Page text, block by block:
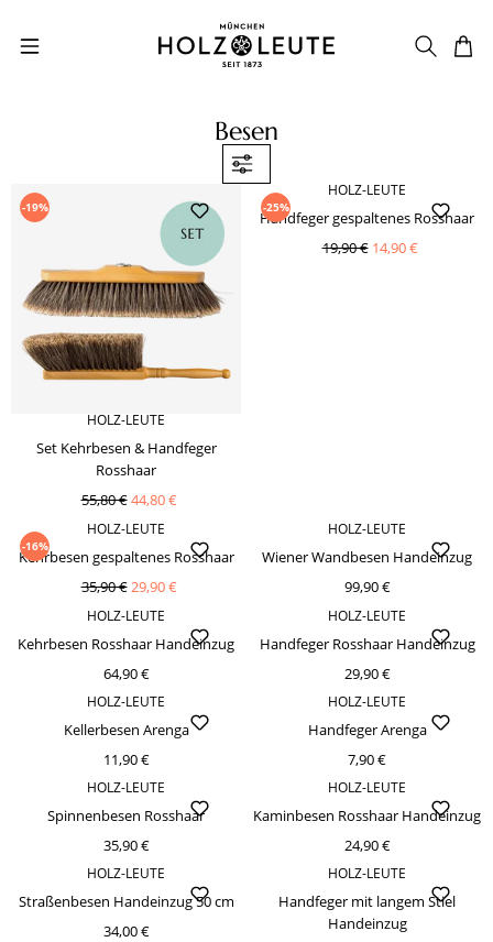
Zum Hauptinhalt springen
Besen
-19%
HOLZ-LEUTE
Set Kehrbesen & Handfeger
Rosshaar
55,80 €44,80 €
-25%
HOLZ-LEUTE
Handfeger gespaltenes Rosshaar
19,90 € 14,90 €
-16%
HOLZ-LEUTE
Kehrbesen gespaltenes Rosshaar
35,90 €29,90 €
HOLZ-LEUTE
Wiener Wandbesen Handeinzug
99,90 €
HOLZ-LEUTE
Kehrbesen Rosshaar Handeinzug
64,90 €
HOLZ-LEUTE
Handfeger Rosshaar Handeinzug
29,90 €
HOLZ-LEUTE
Kellerbesen Arenga
11,90 €
HOLZ-LEUTE
Handfeger Arenga
7,90 €
HOLZ-LEUTE
Spinnenbesen Rosshaar
35,90 €
HOLZ-LEUTE
Kaminbesen Rosshaar Handeinzug
24,90 €
HOLZ-LEUTE
Straßenbesen Handeinzug 50 cm
34,00 €
HOLZ-LEUTE
Handfeger mit langem Stiel
Handeinzug